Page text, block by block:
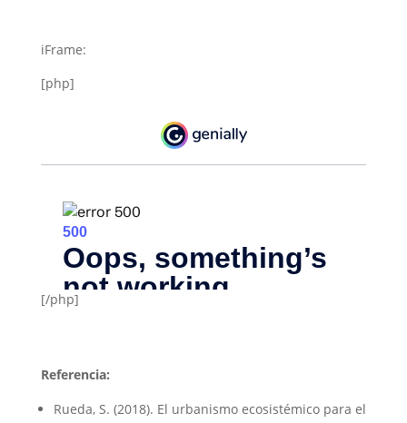
iFrame:
[php]
[/php]
Referencia:
Rueda, S. (2018). El urbanismo ecosistémico para el